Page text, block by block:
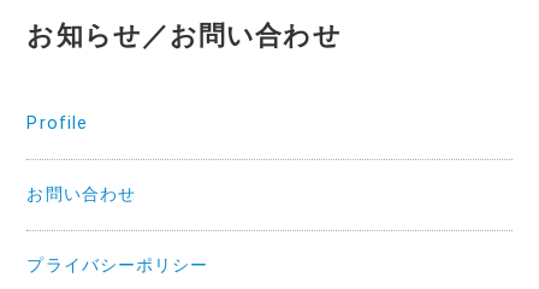
お知らせ／お問い合わせ
Profile
お問い合わせ
プライバシーポリシー